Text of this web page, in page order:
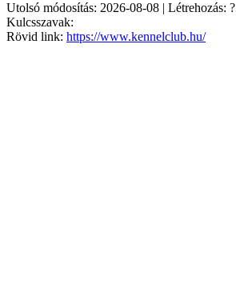
Utolsó módosítás: 2026-08-08 | Létrehozás: ?
Kulcsszavak:
Rövid link: https://www.kennelclub.hu/